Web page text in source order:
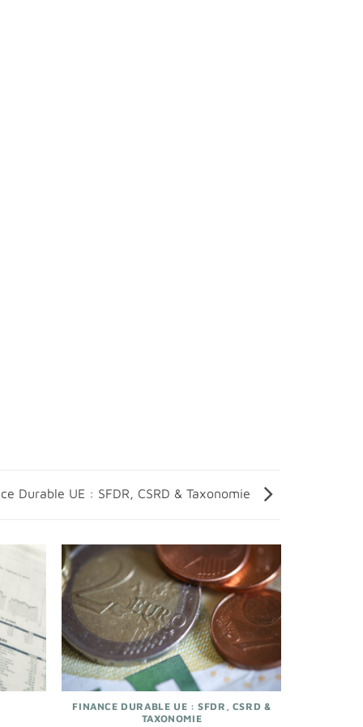
Durable UE : SFDR, CSRD & Taxonomie
FINANCE DURABLE UE : SFDR, CSRD &
TAXONOMIE